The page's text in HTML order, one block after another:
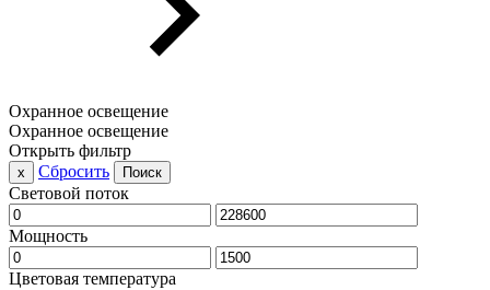
Охранное освещение
Охранное освещение
Открыть фильтр
x Сбросить Поиск
Световой поток
Мощность
Цветовая температура